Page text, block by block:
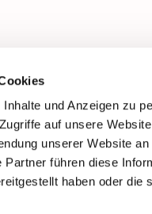
und Anzeigen zu
auf unsere
unserer Website
Partner führen diese
haben oder die